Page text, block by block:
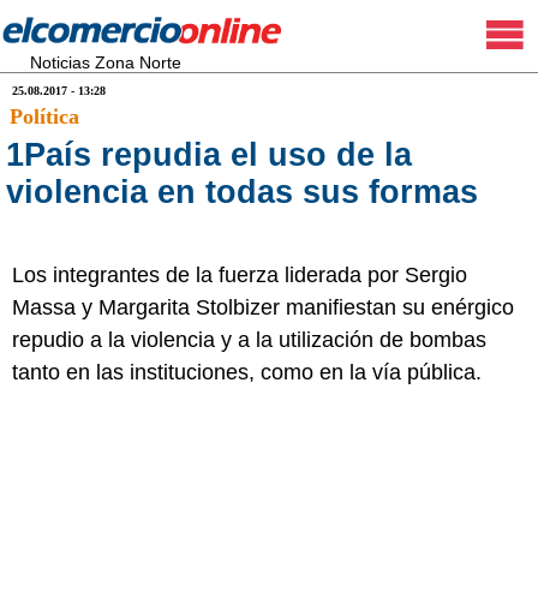
Noticias Zona Norte
25.08.2017 - 13:28
Política
1País repudia el uso de la
violencia en todas sus formas
Los integrantes de la fuerza liderada por Sergio
Massa y Margarita Stolbizer manifiestan su enérgico
repudio a la violencia y a la utilización de bombas
tanto en las instituciones, como en la vía pública.